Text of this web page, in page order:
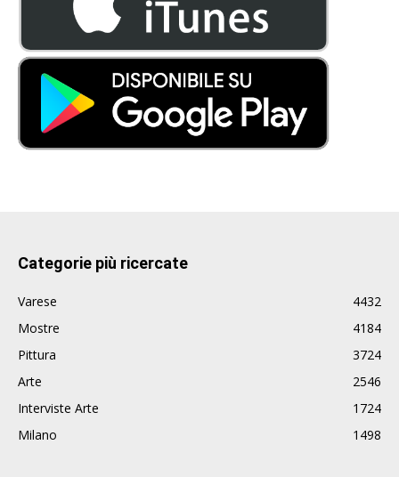
Categorie più ricercate
Varese
4432
Mostre
4184
Pittura
3724
Arte
2546
Interviste Arte
1724
Milano
1498